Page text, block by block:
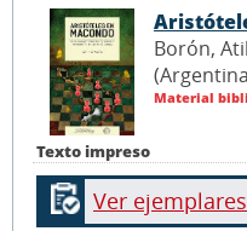
Texto impreso
Borón,
Material
Ver ejemplares